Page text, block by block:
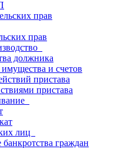
прав
прав
должника
и счетов
пристава
пристава
лиц
граждан